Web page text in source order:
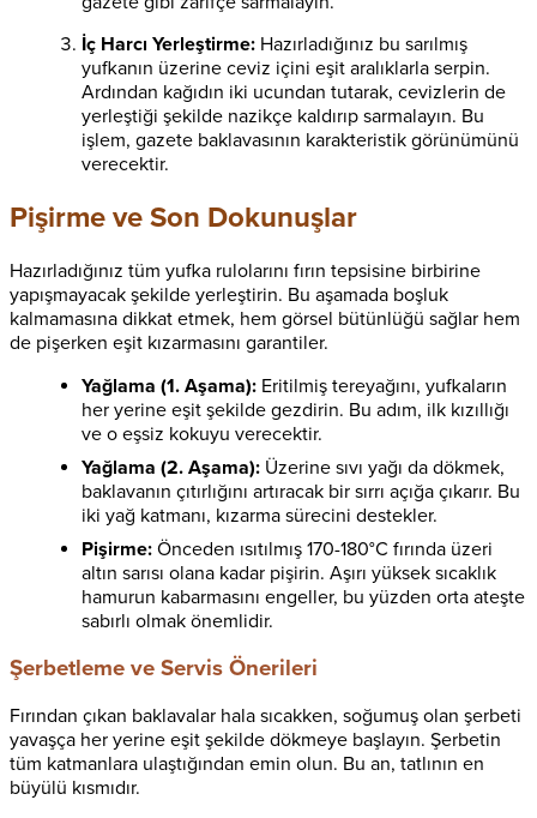
İç Harcı Yerleştirme: Hazırladığınız bu sarılmış
yufkanın üzerine ceviz içini eşit aralıklarla serpin.
Ardından kağıdın iki ucundan tutarak, cevizlerin de
yerleştiği şekilde nazikçe kaldırıp sarmalayın. Bu
işlem, gazete baklavasının karakteristik görünümünü
verecektir.
Pişirme ve Son Dokunuşlar
Hazırladığınız tüm yufka rulolarını fırın tepsisine birbirine
yapışmayacak şekilde yerleştirin. Bu aşamada boşluk
kalmamasına dikkat etmek, hem görsel bütünlüğü sağlar hem
de pişerken eşit kızarmasını garantiler.
Yağlama (1. Aşama): Eritilmiş tereyağını, yufkaların
her yerine eşit şekilde gezdirin. Bu adım, ilk kızıllığı
ve o eşsiz kokuyu verecektir.
Yağlama (2. Aşama): Üzerine sıvı yağı da dökmek,
baklavanın çıtırlığını artıracak bir sırrı açığa çıkarır. Bu
iki yağ katmanı, kızarma sürecini destekler.
Pişirme: Önceden ısıtılmış 170-180°C fırında üzeri
altın sarısı olana kadar pişirin. Aşırı yüksek sıcaklık
hamurun kabarmasını engeller, bu yüzden orta ateşte
sabırlı olmak önemlidir.
Şerbetleme ve Servis Önerileri
Fırından çıkan baklavalar hala sıcakken, soğumuş olan şerbeti
yavaşça her yerine eşit şekilde dökmeye başlayın. Şerbetin
tüm katmanlara ulaştığından emin olun. Bu an, tatlının en
büyülü kısmıdır.